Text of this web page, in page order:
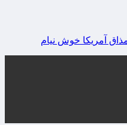
آمریکا خوش نیام